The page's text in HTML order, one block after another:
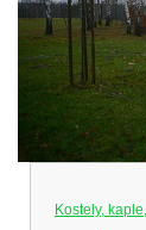
Kostely,